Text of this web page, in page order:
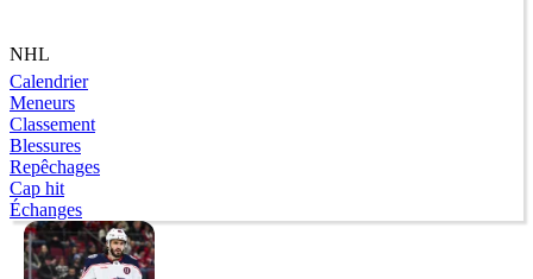
NHL
Calendrier
Meneurs
Classement
Blessures
Repêchages
Cap hit
Échanges